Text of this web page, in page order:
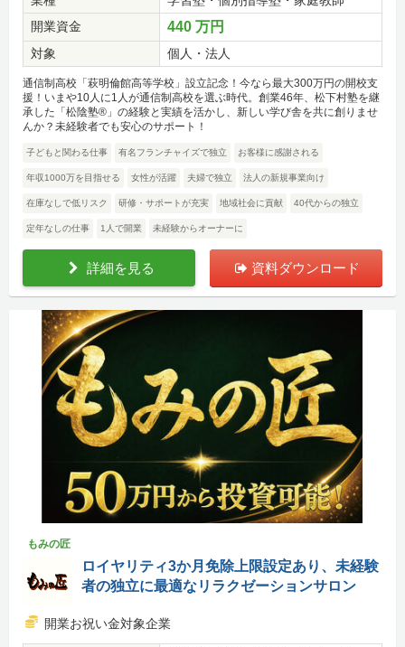
開業資金
440 万円
対象 個人・法人
通信制高校「萩明倫館高等学校」設立記念！今なら最大300万円の開校支
援！いまや10人に1人が通信制高校を選ぶ時代。創業46年、松下村塾を継
承した「松陰塾®」の経験と実績を活かし、新しい学び舎を共に創りませ
んか？未経験者でも安心のサポート！
子どもと関わる仕事 有名フランチャイズで独立 お客様に感謝される
年収1000万を目指せる 女性が活躍 夫婦で独立 法人の新規事業向け
在庫なしで低リスク 研修・サポートが充実 地域社会に貢献 40代からの独立
定年なしの仕事 1人で開業 未経験からオーナーに
詳細を見る 資料ダウンロード
もみの匠
ロイヤリティ3か月免除上限設定あり、未経験
者の独立に最適なリラクゼーションサロン
開業お祝い金対象企業